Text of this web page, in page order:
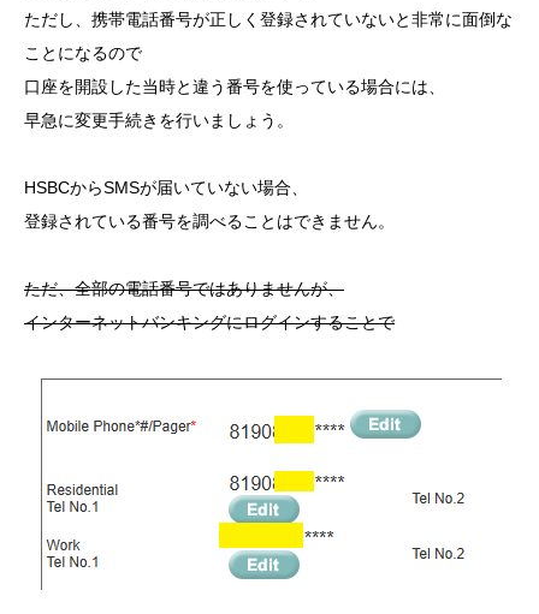
ただし、携帯電話番号が正しく登録されていないと非常に面倒な
ことになるので
口座を開設した当時と違う番号を使っている場合には、
早急に変更手続きを行いましょう。
HSBCからSMSが届いていない場合、
登録されている番号を調べることはできません。
ただ、全部の電話番号ではありませんが、
インターネットバンキングにログインすることで